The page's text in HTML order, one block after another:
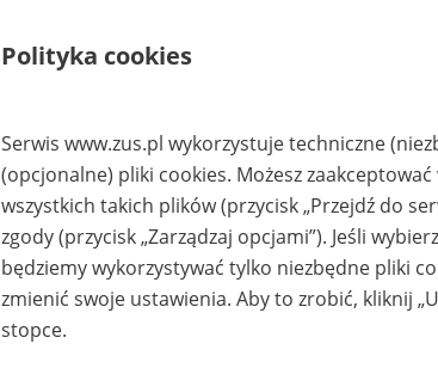
Ukryj wszystkie pozycje bazy
Nazwa
zlikwidowanego
zakładu pracy
Miejsce
przechowywania
dokumentów
Nr
Przedsiębiorstwo
Zagraniczne
AGROHANSA Arnold
Meier - Łublin,
COKOM Sp. z o.o. –
91-342 Łódź, ul.
Zbąszyńska 13; e-
mail:
Polityka cookies
Serwis www.zus.pl wykorzystuje techniczne
(opcjonalne) pliki cookies. Możesz
wszystkich takich plików (przycisk „Przejdź do
zgody (przycisk „Zarządzaj opcjami”). Jeśli
będziemy wykorzystywać tylko niezbędne pliki
zmienić swoje ustawienia. Aby to zrobić, kliknij
stopce.